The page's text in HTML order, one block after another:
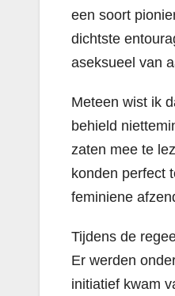
een soort
dichtste
aseksueel van
Meteen wist ik
behield
zaten mee te
konden perfect
feminiene
Tijdens de
Er werden
initiatief kwam